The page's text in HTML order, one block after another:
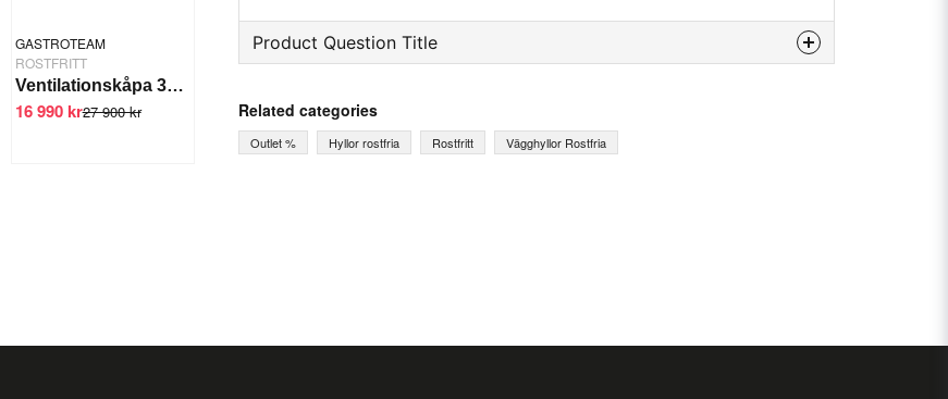
GASTROTEAM
ROSTFRITT
Ventilationskåpa 300 cm
27 900 kr
16 990 kr
Product Question Title
Ask us something about this product...
Related categories
Outlet % Hyllor rostfria Rostfritt Vägghyllor Rostfria